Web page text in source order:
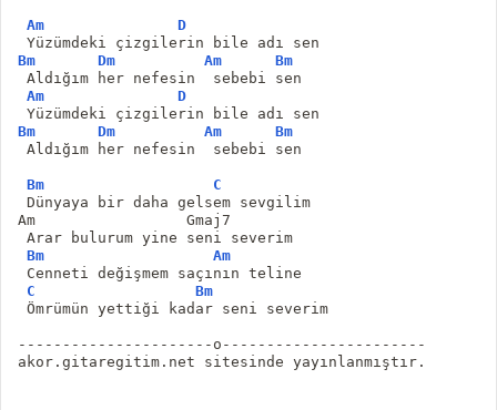
Am
D
Yüzümdeki çizgilerin bile adı sen
Bm
Dm Am
Bm
Aldığım her nefesin  sebebi sen
Am
D
Yüzümdeki çizgilerin bile adı sen
Bm
Dm Am
Bm
Aldığım her nefesin  sebebi sen
Bm
C
Dünyaya bir daha gelsem sevgilim
Am                 Gmaj7
Arar bulurum yine seni severim
Bm
Am
Cenneti değişmem saçının teline
C
Bm
Ömrümün yettiği kadar seni severim
----------------------o-----------------------
akor.gitaregitim.net sitesinde yayınlanmıştır.